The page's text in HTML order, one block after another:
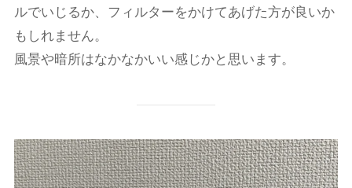
ルでいじるか、フィルターをかけてあげた方が良いか
もしれません。
風景や暗所はなかなかいい感じかと思います。